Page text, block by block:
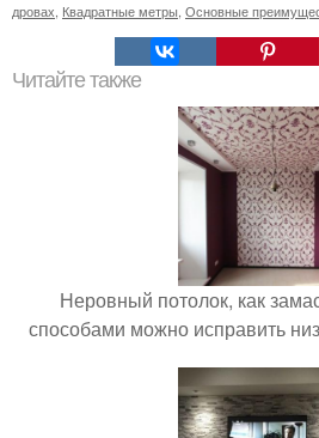
дровах, Квадратные метры, Основные
Читайте также
Неровный потолок, как
способами можно исправить